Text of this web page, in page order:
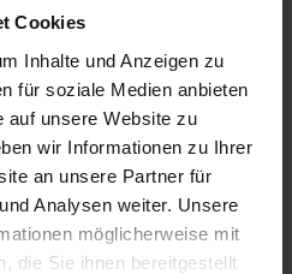
Cookies
Inhalte und Anzeigen zu
für soziale Medien anbieten
auf unsere Website zu
wir Informationen zu Ihrer
an unsere Partner für
Analysen weiter. Unsere
möglicherweise mit
die Sie ihnen bereitgestellt
und
bis